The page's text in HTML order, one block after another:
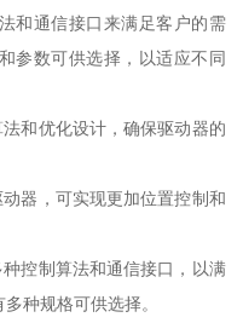
和通信接口来满足客户的需
参数可供选择，以适应不同
和优化设计，确保驱动器的
器，可实现更加位置控制和
控制算法和通信接口，以满
种规格可供选择。